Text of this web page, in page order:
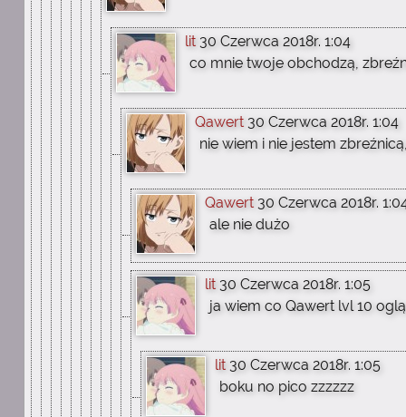
lit 30 Czerwca 2018r. 1:04
co mnie twoje obchodzą,
Qawert 30 Czerwca 2018r. 1:04
nie wiem i nie jestem
Qawert 30 Czerwca 2018r.
ale nie dużo
lit 30 Czerwca 2018r. 1:05
ja wiem co Qawert lvl 10
lit 30 Czerwca 2018r. 1:05
boku no pico zzzzzz